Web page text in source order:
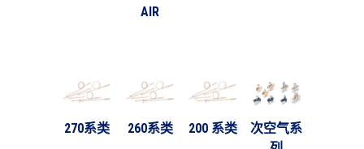
AIR
270系类 260系类 200 系类
次空气系